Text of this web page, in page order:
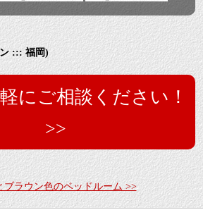
::: 福岡)
にご相談ください！
>>
ブラウン色のベッドルーム >>